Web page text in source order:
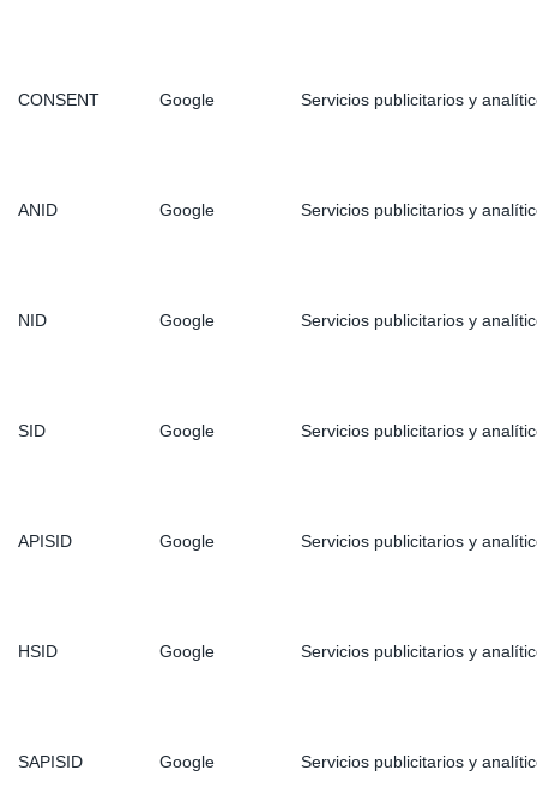
CONSENT Google Servicios publicitarios y
ANID Google Servicios publicitarios y
NID Google Servicios publicitarios y
SID Google Servicios publicitarios y
APISID Google Servicios publicitarios y
HSID Google Servicios publicitarios y
SAPISID Google Servicios publicitarios y